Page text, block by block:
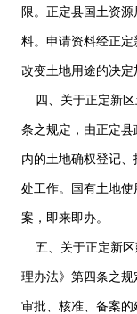
限。正定县国土资
料。申请资料经正
改变土地用途的决定
四、关于正定新区
条之规定，由正定
内的土地确权登记
处工作。国有土地
案，即来即办。
五、关于正定新区
理办法》第四条之
审批、核准、备案